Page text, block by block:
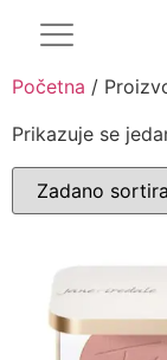
Početna /
Prikazuje se